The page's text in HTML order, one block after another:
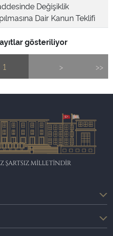
Değişiklik
Dair Kanun Teklifi
gösteriliyor
1 > >>
ŞARTSIZ MİLLETİNDİR